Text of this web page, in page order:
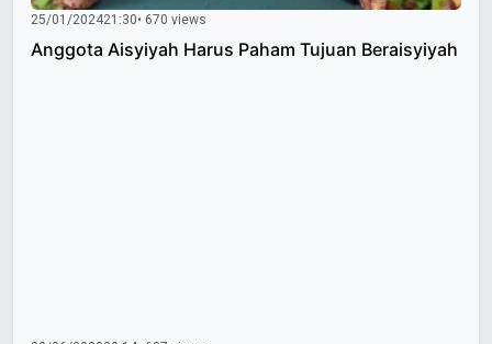
25/01/202421:30• 670 views
Anggota Aisyiyah Harus Paham Tujuan Beraisyiyah